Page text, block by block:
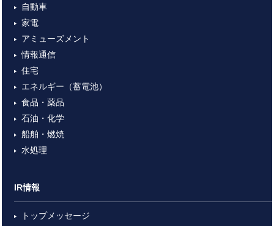
自動車
家電
アミューズメント
情報通信
住宅
エネルギー（蓄電池）
食品・薬品
石油・化学
船舶・燃焼
水処理
IR情報
トップメッセージ